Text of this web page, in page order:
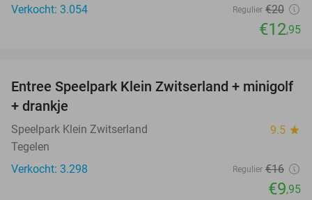
Verkocht: 3.054
Regulier €20
€12,95
38%
Entree Speelpark Klein Zwitserland + minigolf
+ drankje
Speelpark Klein Zwitserland 9.5 star
Tegelen
Verkocht: 3.298
Regulier €16
€9,95